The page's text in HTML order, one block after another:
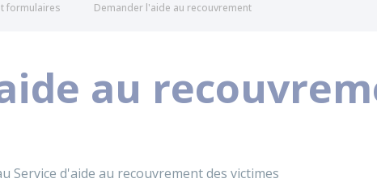
formulaires Demander l'aide au recouvrement
au
Service d'aide au recouvrement des victimes